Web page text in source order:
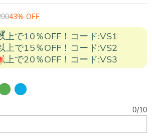
43% OFF
上で10％OFF！コード:VS1
上で15％OFF！コード:VS2
上で20％OFF！コード:VS3
0/10